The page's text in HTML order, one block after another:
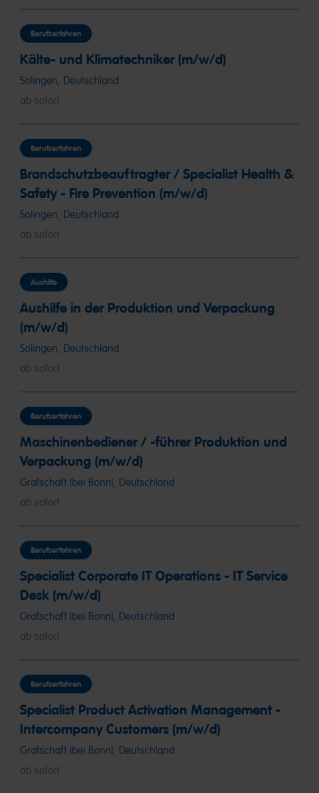
Berufserfahren
Kälte- und Klimatechniker (m/w/d)
Solingen, Deutschland
ab sofort
Berufserfahren
Brandschutzbeauftragter / Specialist Health &
Safety - Fire Prevention (m/w/d)
Solingen, Deutschland
ab sofort
Aushilfe
Aushilfe in der Produktion und Verpackung
(m/w/d)
Solingen, Deutschland
ab sofort
Berufserfahren
Maschinenbediener / -führer Produktion und
Verpackung (m/w/d)
Grafschaft (bei Bonn), Deutschland
ab sofort
Berufserfahren
Specialist Corporate IT Operations - IT Service
Desk (m/w/d)
Grafschaft (bei Bonn), Deutschland
ab sofort
Berufserfahren
Specialist Product Activation Management -
Intercompany Customers (m/w/d)
Grafschaft (bei Bonn), Deutschland
ab sofort